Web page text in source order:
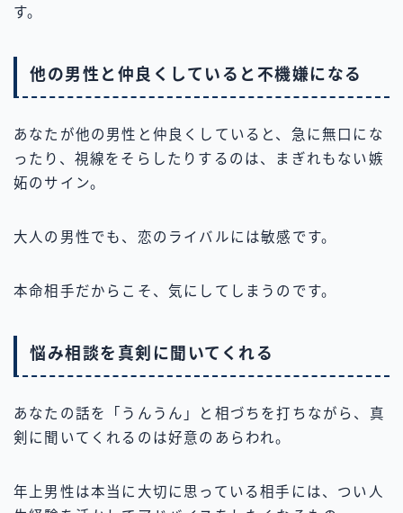
す。
他の男性と仲良くしていると不機嫌になる
あなたが他の男性と仲良くしていると、急に無口にな
ったり、視線をそらしたりするのは、まぎれもない嫉
妬のサイン。
大人の男性でも、恋のライバルには敏感です。
本命相手だからこそ、気にしてしまうのです。
悩み相談を真剣に聞いてくれる
あなたの話を「うんうん」と相づちを打ちながら、真
剣に聞いてくれるのは好意のあらわれ。
年上男性は本当に大切に思っている相手には、つい人